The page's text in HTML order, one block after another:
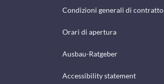
Condizioni generali di contratto
Orari di apertura
Ausbau-Ratgeber
Accessibility statement